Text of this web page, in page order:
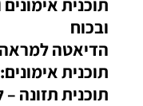
ובכוח
הדיאטה
תוכנית
תוכנית תזונה